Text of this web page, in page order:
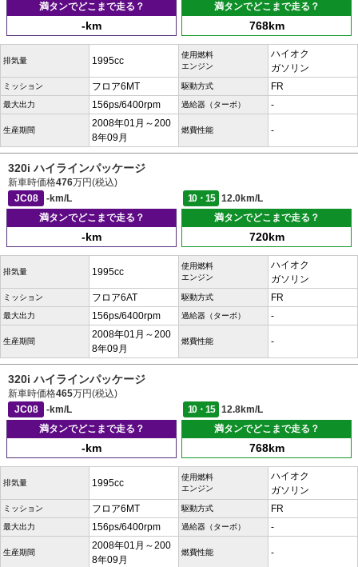
満タンでどこまで走る？
-km
満タンでどこまで走る？
768km
排気量 1995cc
使用燃料
エンジン
ハイオク
ガソリン
ミッション フロア6MT 駆動方式 FR
最大出力 156ps/6400rpm 過給器（ターボ） -
生産期間
2008年01月～200
8年09月
燃費性能 -
320i ハイラインパッケージ
新車時価格476万円(税込)
JC08
-km/L 10・15
12.0km/L
満タンでどこまで走る？
-km
満タンでどこまで走る？
720km
排気量 1995cc
使用燃料
エンジン
ハイオク
ガソリン
ミッション フロア6AT 駆動方式 FR
最大出力 156ps/6400rpm 過給器（ターボ） -
生産期間
2008年01月～200
8年09月
燃費性能 -
320i ハイラインパッケージ
新車時価格465万円(税込)
JC08
-km/L 10・15
12.8km/L
満タンでどこまで走る？
-km
満タンでどこまで走る？
768km
排気量 1995cc
使用燃料
エンジン
ハイオク
ガソリン
ミッション フロア6MT 駆動方式 FR
最大出力 156ps/6400rpm 過給器（ターボ） -
生産期間
2008年01月～200
8年09月
燃費性能 -